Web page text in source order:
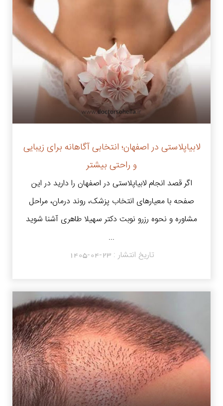
لابیاپلاستی در اصفهان؛ انتخابی آگاهانه برای زیبایی
و راحتی بیشتر
اگر قصد انجام لابیاپلاستی در اصفهان را دارید در این
صفحه با معیارهای انتخاب پزشک، روند درمان، مراحل
مشاوره و نحوه رزرو نوبت دکتر سهیلا طاهری آشنا شوید
...
تاریخ انتشار :1405-04-23